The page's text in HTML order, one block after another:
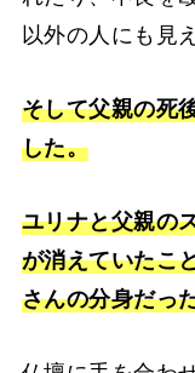
以外の人にも見
そして父親の死
した。
ユリナと父親の
が消えていたこ
さんの分身だっ